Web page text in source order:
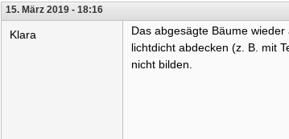
15. März 2019 - 18:16
Klara
Das abgesägte Bäume
lichtdicht abdecken (z. B. mit
nicht bilden.